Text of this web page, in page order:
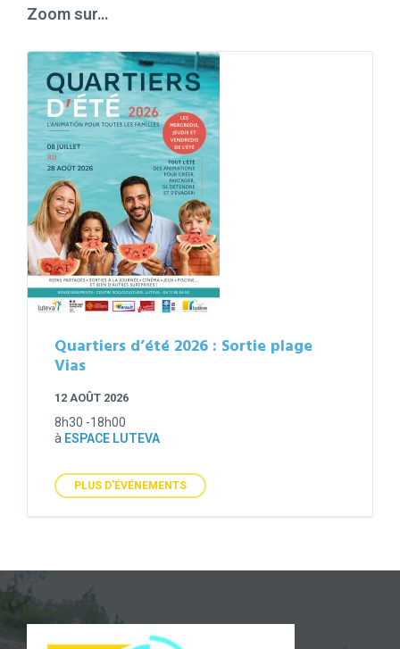
Zoom sur…
Quartiers d’été 2026 : Sortie plage
Vias
12 AOÛT 2026
8h30 -18h00
à ESPACE LUTEVA
PLUS D'ÉVÉNEMENTS